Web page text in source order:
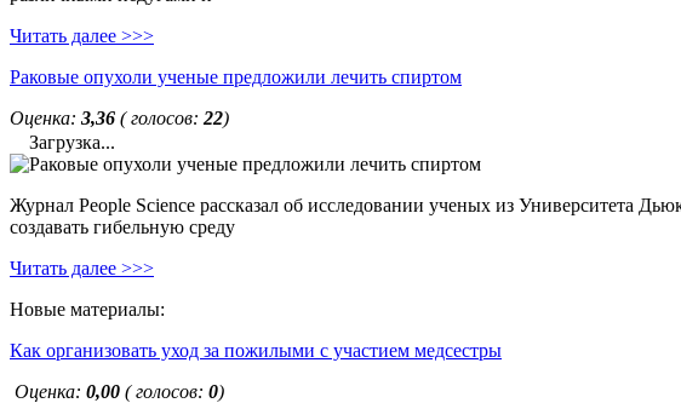
Читать далее >>>
Раковые опухоли ученые предложили лечить спиртом
Оценка: 3,36 ( голосов: 22)
Загрузка...
Журнал People Science рассказал об исследовании ученых из Университета
создавать гибельную среду
Читать далее >>>
Новые материалы:
Как организовать уход за пожилыми с участием медсестры
Оценка: 0,00 ( голосов: 0)